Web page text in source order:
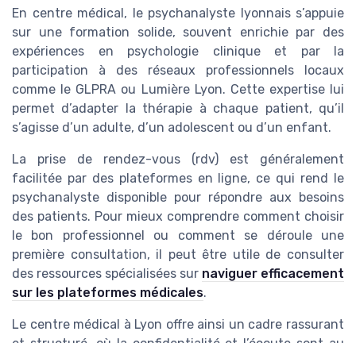
En centre médical, le psychanalyste lyonnais s’appuie
sur une formation solide, souvent enrichie par des
expériences en psychologie clinique et par la
participation à des réseaux professionnels locaux
comme le GLPRA ou Lumière Lyon. Cette expertise lui
permet d’adapter la thérapie à chaque patient, qu’il
s’agisse d’un adulte, d’un adolescent ou d’un enfant.
La prise de rendez-vous (rdv) est généralement
facilitée par des plateformes en ligne, ce qui rend le
psychanalyste disponible pour répondre aux besoins
des patients. Pour mieux comprendre comment choisir
le bon professionnel ou comment se déroule une
première consultation, il peut être utile de consulter
des ressources spécialisées sur naviguer efficacement
sur les plateformes médicales.
Le centre médical à Lyon offre ainsi un cadre rassurant